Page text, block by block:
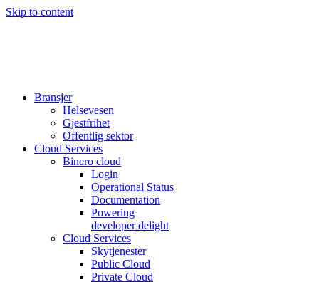
Skip to content
Bransjer
Helsevesen
Gjestfrihet
Offentlig sektor
Cloud Services
Binero cloud
Login
Operational Status
Documentation
Powering
developer delight
Cloud Services
Skytjenester
Public Cloud
Private Cloud